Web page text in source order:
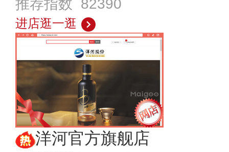
推荐指数 82390
进店逛一逛
洋河官方旗舰店